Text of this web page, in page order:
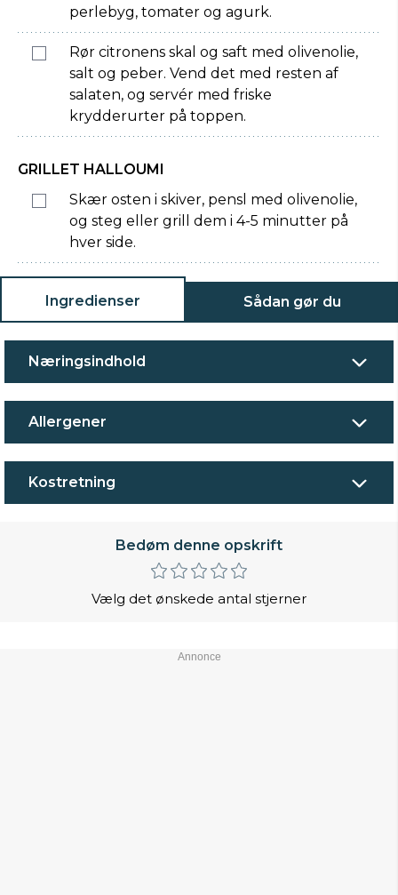
perlebyg, tomater og agurk.
Rør citronens skal og saft med olivenolie,
salt og peber. Vend det med resten af
salaten, og servér med friske
krydderurter på toppen.
GRILLET HALLOUMI
Skær osten i skiver, pensl med olivenolie,
og steg eller grill dem i 4-5 minutter på
hver side.
Ingredienser Sådan gør du
Næringsindhold
Allergener
Kostretning
Bedøm denne opskrift
Vælg det ønskede antal stjerner